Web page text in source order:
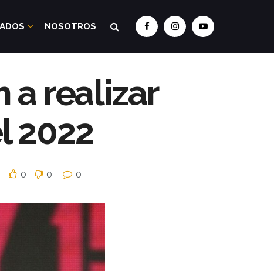
NOSOTROS
a realizar
2022
0 0 0